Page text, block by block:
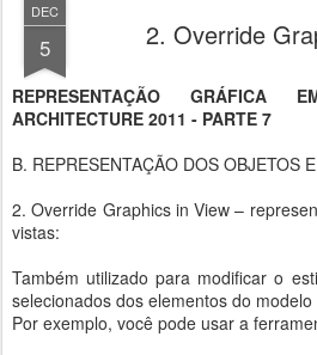
DEC
5 2. Override
REPRESENTAÇÃO GRÁFICA
ARCHITECTURE 2011 - PARTE 7
B. REPRESENTAÇÃO DOS OBJETOS
2. Override Graphics in View –
vistas:
Também utilizado para modificar o
selecionados dos elementos do
Por exemplo, você pode usar a